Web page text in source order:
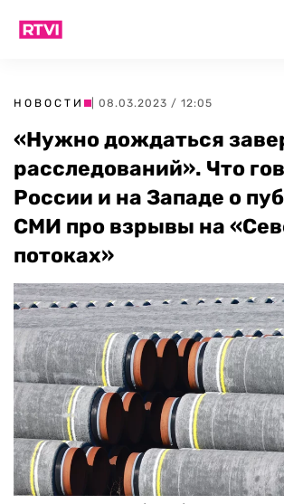
НОВОСТИ | 08.03.2023 / 12:05
«Нужно дождаться
расследований». Что
России и на Западе о
СМИ про взрывы на
потоках»